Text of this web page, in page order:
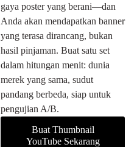
gaya poster yang berani—dan
Anda akan mendapatkan banner
yang terasa dirancang, bukan
hasil pinjaman. Buat satu set
dalam hitungan menit: dunia
merek yang sama, sudut
pandang berbeda, siap untuk
pengujian A/B.
Buat Thumbnail
YouTube Sekarang